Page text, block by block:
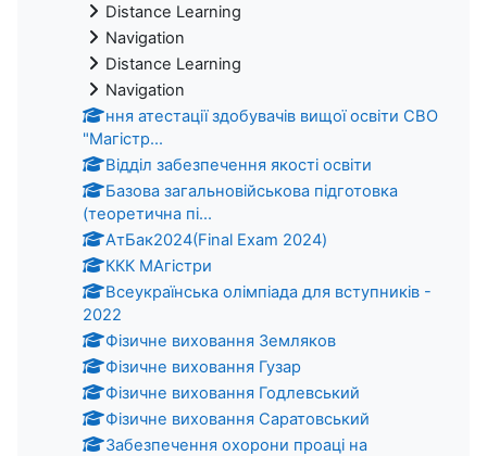
Distance Learning
Navigation
Distance Learning
Navigation
ння атестації здобувачів вищої освіти СВО
"Магістр...
Відділ забезпечення якості освіти
Базова загальновійськова підготовка
(теоретична пі...
АтБак2024(Final Exam 2024)
ККК МАгістри
Всеукраїнська олімпіада для вступників -
2022
Фізичне виховання Земляков
Фізичне виховання Гузар
Фізичне виховання Годлевський
Фізичне виховання Саратовський
Забезпечення охорони проаці на